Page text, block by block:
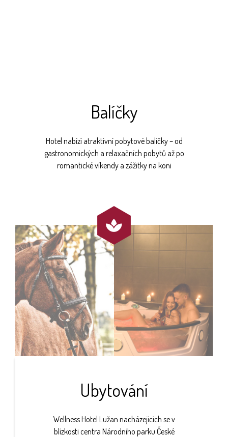
Balíčky
Hotel nabízí atraktivní pobytové balíčky – od
gastronomických a relaxačních pobytů až po
romantické víkendy a zážitky na koni

Ubytování
Wellness Hotel Lužan nacházejících se v
blízkosti centra Národního parku České